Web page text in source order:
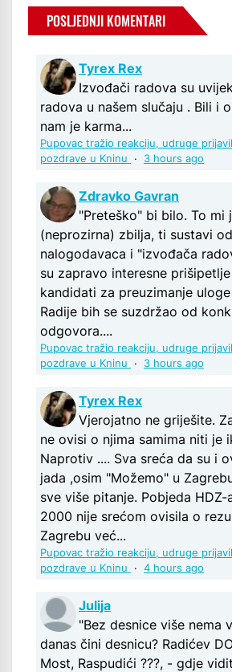
POSLJEDNJI KOMENTARI
Tyrex Rex
Izvođači radova su
radova u našem slučaju . Bili i
nam je karma...
Pupovac tražio reakciju, udruge
pozdrave u Kninu
· 3 hours ago
Zdravko Gavran
"Preteško" bi bilo. To mi
(neprozirna) zbilja, ti sustavi
nalogodavaca i "izvođača
su zapravo interesne
kandidati za preuzimanje
Radije bih se suzdržao od
odgovora....
Pupovac tražio reakciju, udruge
pozdrave u Kninu
· 3 hours ago
Tyrex Rex
Vjerojatno ne griješite.
ne ovisi o njima samima niti je
Naprotiv .... Sva sreća da su i
jada ,osim "Možemo" u
sve više pitanje. Pobjeda HDZ-
2000 nije srećom ovisila o
Zagrebu već...
Pupovac tražio reakciju, udruge
pozdrave u Kninu
· 4 hours ago
Julija
"Bez desnice više nema
danas čini desnicu? Radićev
Most, Raspudići ???, - gdje